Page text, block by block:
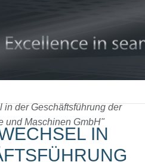
in der Geschäftsführung der
und Maschinen GmbH"
IN